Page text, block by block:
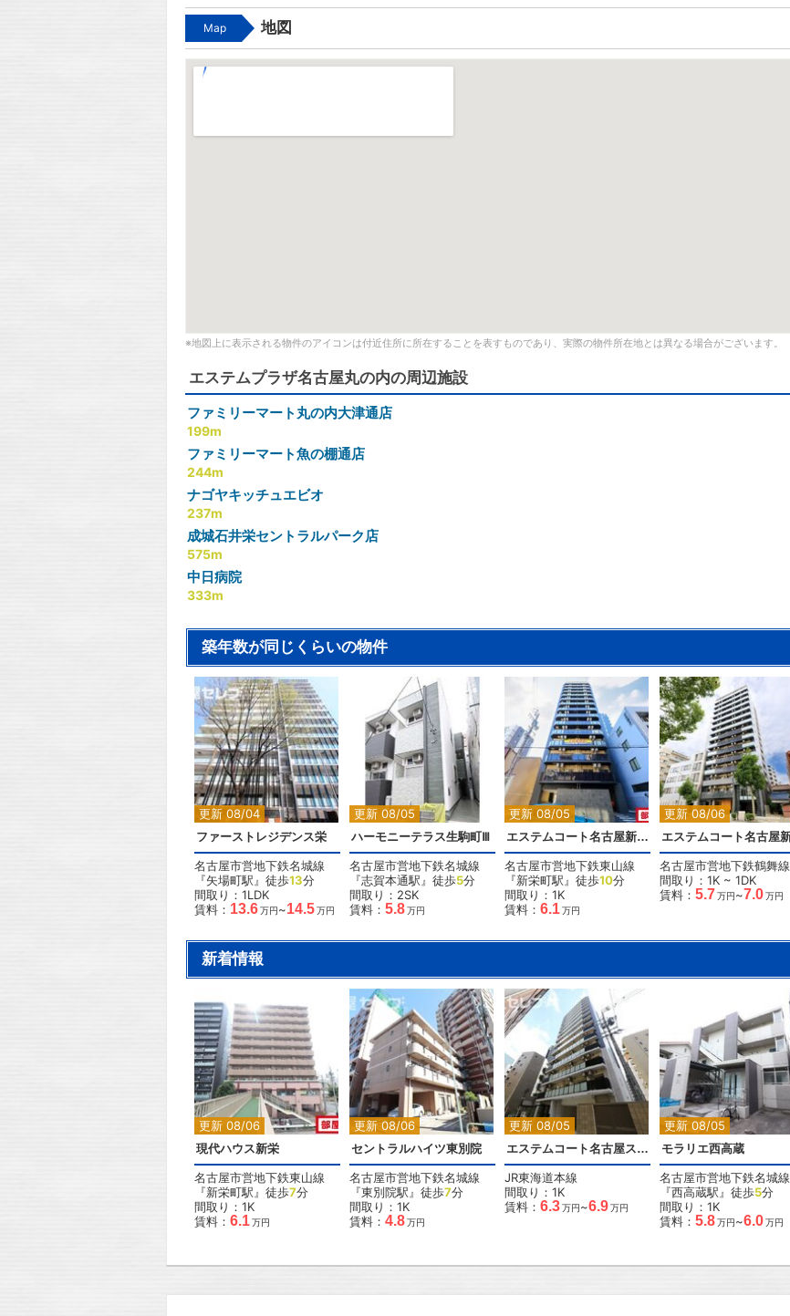
Map 地図
※地図上に表示される物件のアイコンは付近住所に所在することを表すものであり、実際の物件所在地とは異なる場合がございます。
エステムプラザ名古屋丸の内の周辺施設
ファミリーマート丸の内大津通店
199m
ファミリーマート魚の棚通店
244m
ナゴヤキッチュエビオ
237m
成城石井栄セントラルパーク店
575m
中日病院
333m
築年数が同じくらいの物件
更新 08/04
ファーストレジデンス栄
名古屋市営地下鉄名城線
『矢場町駅』徒歩13分
間取り：1LDK
賃料： 13.6万円~14.5万円
更新 08/05
ハーモニーテラス生駒町Ⅲ
名古屋市営地下鉄名城線
『志賀本通駅』徒歩5分
間取り：2SK
賃料： 5.8万円
更新 08/05
エステムコート名古屋新栄Ⅲグローリィ
名古屋市営地下鉄東山線
『新栄町駅』徒歩10分
間取り：1K
賃料： 6.1万円
更新 08/06
名古屋市営地下鉄鶴舞線
間取り：1K ~ 1DK
賃料： 5.7万円~7.0万円
新着情報
更新 08/06
現代ハウス新栄
名古屋市営地下鉄東山線
『新栄町駅』徒歩7分
間取り：1K
賃料： 6.1万円
更新 08/06
セントラルハイツ東別院
名古屋市営地下鉄名城線
『東別院駅』徒歩7分
間取り：1K
賃料： 4.8万円
更新 08/05
エステムコート名古屋ステーションクロス
JR東海道本線
間取り：1K
賃料： 6.3万円~6.9万円
更新 08/05
モラリエ西高蔵
名古屋市営地下鉄名城線
『西高蔵駅』徒歩5分
間取り：1K
賃料： 5.8万円~6.0万円